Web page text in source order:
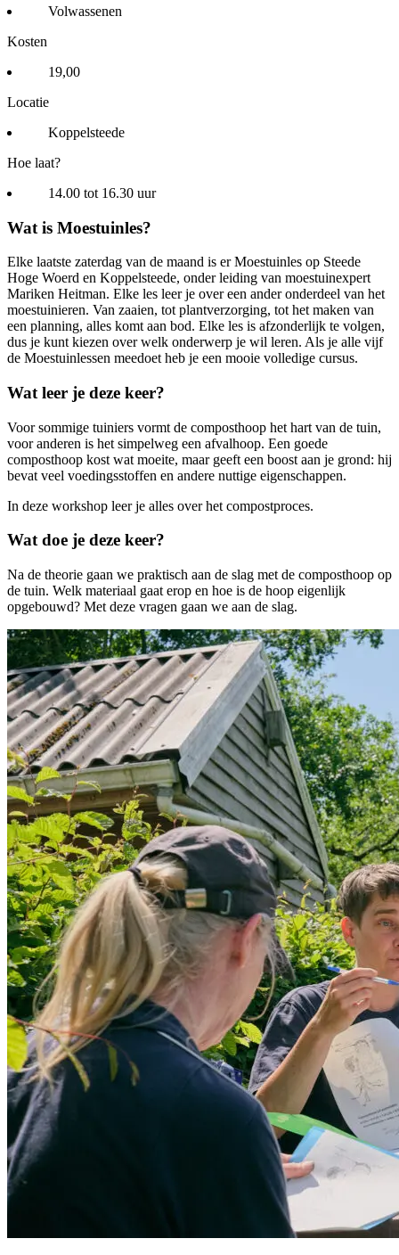
Volwassenen
Kosten
19,00
Locatie
Koppelsteede
Hoe laat?
14.00 tot 16.30 uur
Wat is Moestuinles?
Elke laatste zaterdag van de maand is er Moestuinles op Steede
Hoge Woerd en Koppelsteede, onder leiding van moestuinexpert
Mariken Heitman. Elke les leer je over een ander onderdeel van het
moestuinieren. Van zaaien, tot plantverzorging, tot het maken van
een planning, alles komt aan bod. Elke les is afzonderlijk te volgen,
dus je kunt kiezen over welk onderwerp je wil leren. Als je alle vijf
de Moestuinlessen meedoet heb je een mooie volledige cursus.
Wat leer je deze keer?
Voor sommige tuiniers vormt de composthoop het hart van de tuin,
voor anderen is het simpelweg een afvalhoop. Een goede
composthoop kost wat moeite, maar geeft een boost aan je grond: hij
bevat veel voedingsstoffen en andere nuttige eigenschappen.
In deze workshop leer je alles over het compostproces.
Wat doe je deze keer?
Na de theorie gaan we praktisch aan de slag met de composthoop op
de tuin. Welk materiaal gaat erop en hoe is de hoop eigenlijk
opgebouwd? Met deze vragen gaan we aan de slag.